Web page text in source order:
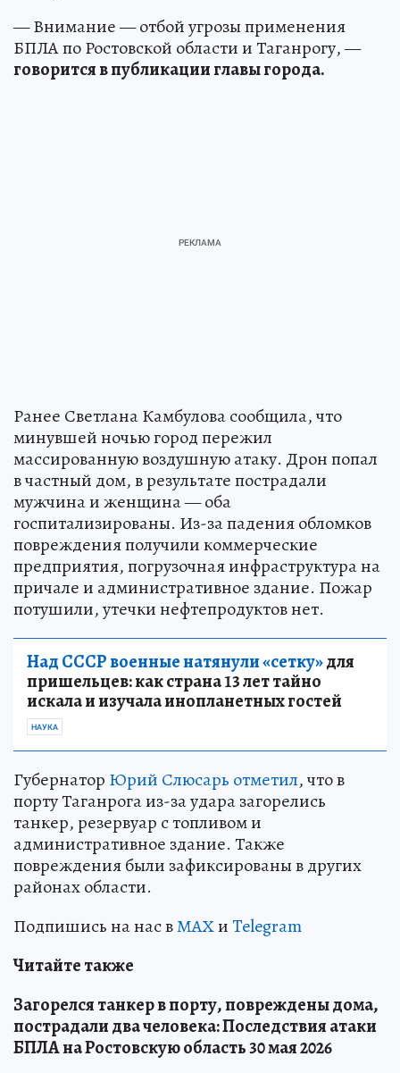
— Внимание — отбой угрозы применения
БПЛА по Ростовской области и Таганрогу, —
говорится в публикации главы города.
Ранее Светлана Камбулова сообщила, что
минувшей ночью город пережил
массированную воздушную атаку. Дрон попал
в частный дом, в результате пострадали
мужчина и женщина — оба
госпитализированы. Из-за падения обломков
повреждения получили коммерческие
предприятия, погрузочная инфраструктура на
причале и административное здание. Пожар
потушили, утечки нефтепродуктов нет.
Над СССР военные натянули «сетку»для
пришельцев: как страна 13 лет тайно
искала и изучала инопланетных гостей
НАУКА
Губернатор Юрий Слюсарь отметил, что в
порту Таганрога из-за удара загорелись
танкер, резервуар с топливом и
административное здание. Также
повреждения были зафиксированы в других
районах области.
Подпишись на нас вМАХиTelegram
Читайте также
Загорелся танкер в порту, повреждены дома,
пострадали два человека: Последствия атаки
БПЛА на Ростовскую область 30 мая 2026